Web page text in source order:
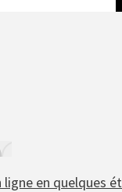
ligne en quelques